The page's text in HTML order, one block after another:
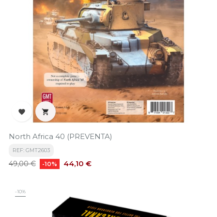
 
North Africa 40 (PREVENTA)
REF: GMT2603
Precio
49,00 € -10% Precio
44,10 €
-10%